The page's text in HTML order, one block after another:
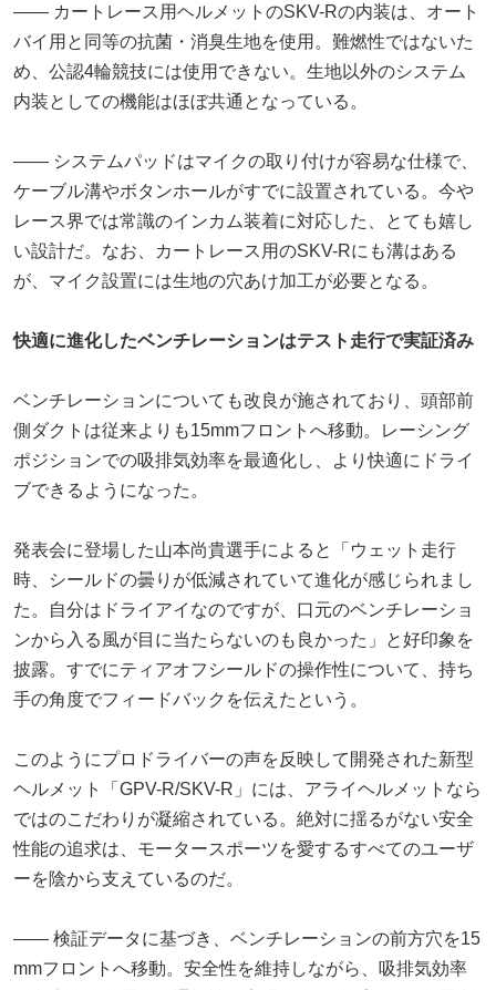
―― カートレース用ヘルメットのSKV-Rの内装は、オート
バイ用と同等の抗菌・消臭生地を使用。難燃性ではないた
め、公認4輪競技には使用できない。生地以外のシステム
内装としての機能はほぼ共通となっている。
―― システムパッドはマイクの取り付けが容易な仕様で、
ケーブル溝やボタンホールがすでに設置されている。今や
レース界では常識のインカム装着に対応した、とても嬉し
い設計だ。なお、カートレース用のSKV-Rにも溝はある
が、マイク設置には生地の穴あけ加工が必要となる。
快適に進化したベンチレーションはテスト走行で実証済み
ベンチレーションについても改良が施されており、頭部前
側ダクトは従来よりも15mmフロントへ移動。レーシング
ポジションでの吸排気効率を最適化し、より快適にドライ
ブできるようになった。
発表会に登場した山本尚貴選手によると「ウェット走行
時、シールドの曇りが低減されていて進化が感じられまし
た。自分はドライアイなのですが、口元のベンチレーショ
ンから入る風が目に当たらないのも良かった」と好印象を
披露。すでにティアオフシールドの操作性について、持ち
手の角度でフィードバックを伝えたという。
このようにプロドライバーの声を反映して開発された新型
ヘルメット「GPV-R/SKV-R」には、アライヘルメットなら
ではのこだわりが凝縮されている。絶対に揺るがない安全
性能の追求は、モータースポーツを愛するすべてのユーザ
ーを陰から支えているのだ。
―― 検証データに基づき、ベンチレーションの前方穴を15
mmフロントへ移動。安全性を維持しながら、吸排気効率